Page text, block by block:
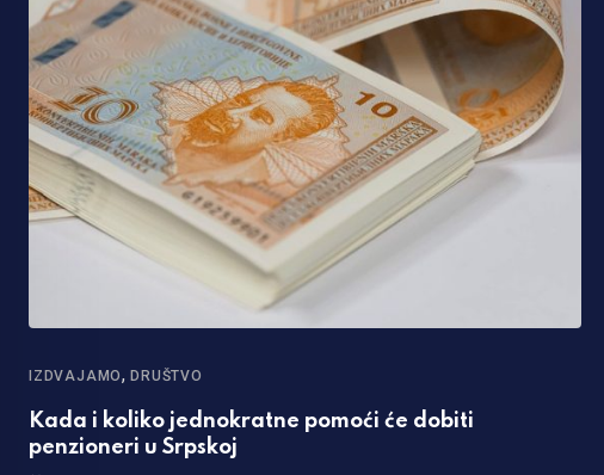
IZDVAJAMO,DRUŠTVO
Kada i koliko jednokratne pomoći će dobiti
penzioneri u Srpskoj